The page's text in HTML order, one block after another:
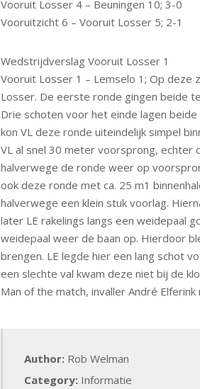
Vooruit Losser 4 – Beuningen 10; 3-0
Vooruitzicht 6 – Vooruit Losser 5; 2-1
Wedstrijdverslag Vooruit Losser 1
Vooruit Losser 1 – Lemselo 1; Op deze
Losser. De eerste ronde gingen beide
Drie schoten voor het einde lagen
kon VL deze ronde uiteindelijk simpel
VL al snel 30 meter voorsprong, echter
halverwege de ronde weer op
ook deze ronde met ca. 25 m1
halverwege een klein stuk voorlag.
later LE rakelings langs een weidepaal
weidepaal weer de baan op. Hierdoor
brengen. LE legde hier een lang schot
een slechte val kwam deze niet bij de
Man of the match, invaller André
Author: Rob Welman
Category: Informatie